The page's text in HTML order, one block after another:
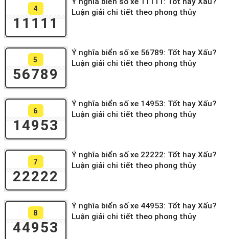
4
11111
Luận giải chi tiết theo phong thủy
5
56789
Ý nghĩa biển số xe 56789: Tốt hay Xấu?
Luận giải chi tiết theo phong thủy
6
14953
Ý nghĩa biển số xe 14953: Tốt hay Xấu?
Luận giải chi tiết theo phong thủy
7
22222
Ý nghĩa biển số xe 22222: Tốt hay Xấu?
Luận giải chi tiết theo phong thủy
8
44953
Ý nghĩa biển số xe 44953: Tốt hay Xấu?
Luận giải chi tiết theo phong thủy